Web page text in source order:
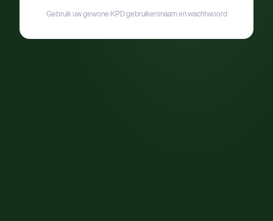
Gebruik uw gewone KPD gebruikersnaam en wachtwoord